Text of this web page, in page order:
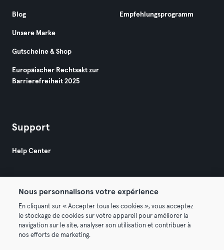
Blog
Unsere Marke
Gutscheine & Shop
Europäischer Rechtsakt zur
Barrierefreiheit 2025
Empfehlungsprogramm
Support
Help Center
© 2026 Urban Sports Group GmbH. All rights reserved.
AGB Datenschutz
Nous personnalisons votre expérience
En cliquant sur « Accepter tous les cookies », vous acceptez
le stockage de cookies sur votre appareil pour améliorer la
navigation sur le site, analyser son utilisation et contribuer à
nos efforts de marketing.